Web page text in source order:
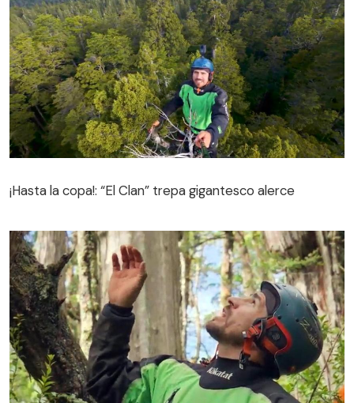
¡Hasta la copa!: “El Clan” trepa gigantesco alerce